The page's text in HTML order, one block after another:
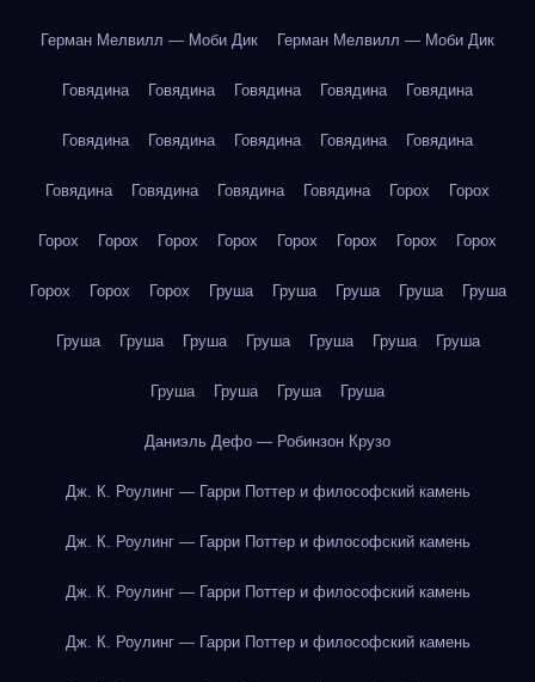
Герман Мелвилл — Моби Дик Герман Мелвилл — Моби Дик
Говядина Говядина Говядина Говядина Говядина
Говядина Говядина Говядина Говядина Говядина
Говядина Говядина Говядина Говядина Горох Горох
Горох Горох Горох Горох Горох Горох Горох Горох
Горох Горох Горох Груша Груша Груша Груша Груша
Груша Груша Груша Груша Груша Груша Груша
Груша Груша Груша Груша
Даниэль Дефо — Робинзон Крузо
Дж. К. Роулинг — Гарри Поттер и философский камень
Дж. К. Роулинг — Гарри Поттер и философский камень
Дж. К. Роулинг — Гарри Поттер и философский камень
Дж. К. Роулинг — Гарри Поттер и философский камень